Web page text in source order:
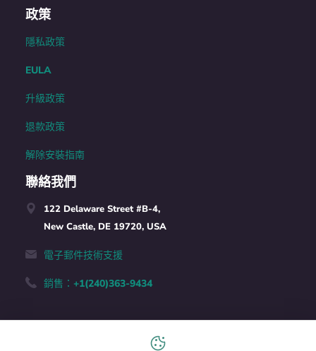
政策
隱私政策
EULA
升級政策
退款政策
解除安裝指南
聯絡我們
122 Delaware Street #B-4,
New Castle, DE 19720, USA
電子郵件技術支援
銷售：+1(240)363-9434